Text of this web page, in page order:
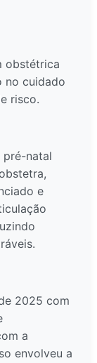
obstétrica
no cuidado
risco.
pré-natal
e
2025 com
a
envolveu a